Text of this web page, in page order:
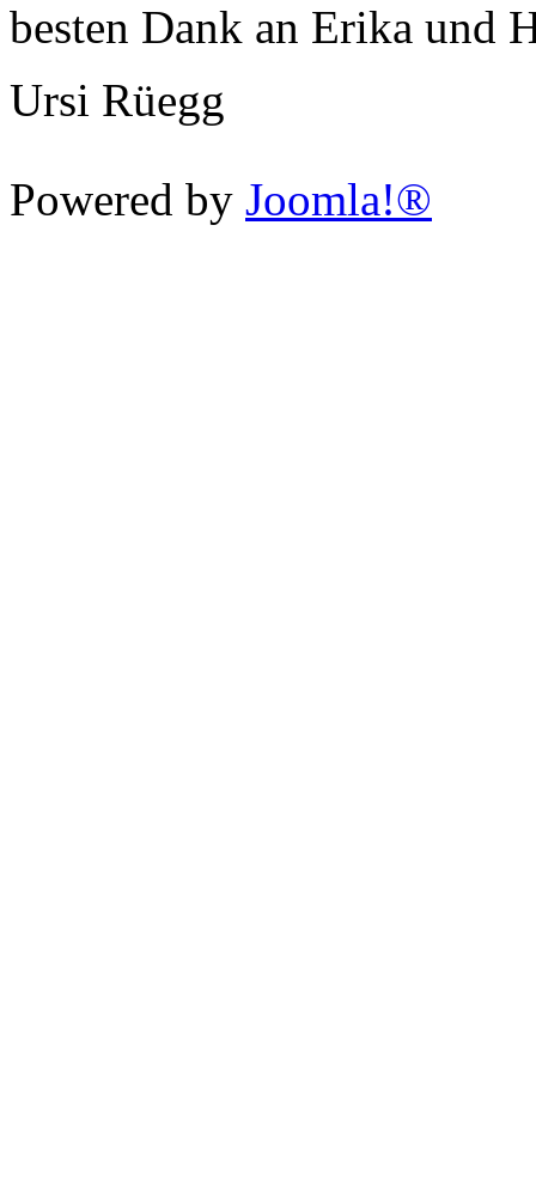
besten Dank an Erika und
Ursi Rüegg
Powered by Joomla!®